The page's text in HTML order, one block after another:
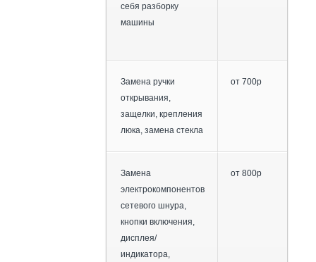
себя разборку
машины
Замена ручки
открывания,
защелки, крепления
люка, замена стекла
от 700р
Замена
электрокомпонентов
сетевого шнура,
кнопки включения,
дисплея/
индикатора,
от 800р